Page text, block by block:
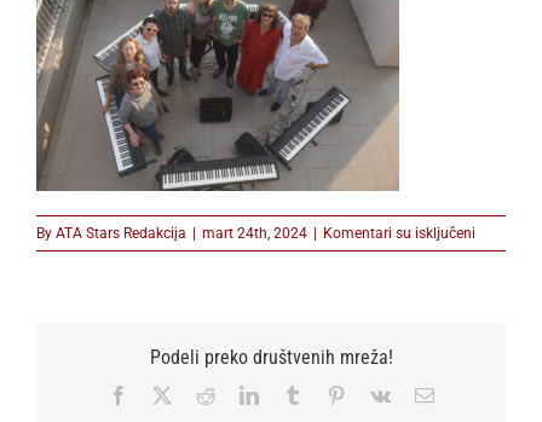
By ATA Stars Redakcija | mart 24th, 2024 | Komentari su isključeni
Ansambl
Podeli preko društvenih mreža!
Facebook RedditLinkedInTumblr Pinterest
Vk Email